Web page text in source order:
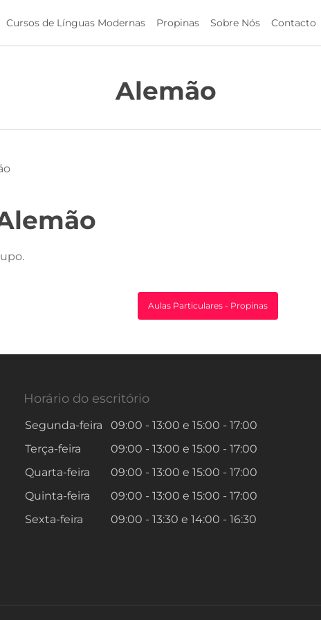
Cursos de Línguas Modernas Propinas Sobre Nós Contacto
Alemão
Aulas Particulares - Propinas
Horário do escritório
Segunda-feira 09:00 - 13:00 e 15:00 - 17:00
Terça-feira
09:00 - 13:00 e 15:00 - 17:00
Quarta-feira
09:00 - 13:00 e 15:00 - 17:00
Quinta-feira
09:00 - 13:00 e 15:00 - 17:00
Sexta-feira
09:00 - 13:30 e 14:00 - 16:30